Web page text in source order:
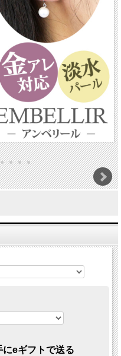
eギフトで送る